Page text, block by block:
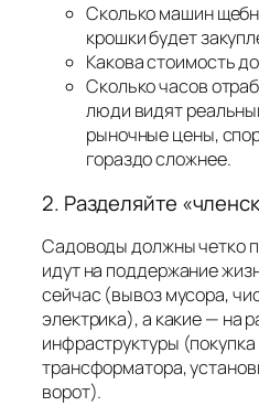
Сколько машин
крошки будет
Какова стоимость
Сколько часов
люди видят
рыночные цены,
гораздо сложнее.
2. Разделяйте
Садоводы должны четко
идут на поддержание
сейчас (вывоз мусора,
электрика), а какие — на
инфраструктуры (покупка
трансформатора,
ворот).